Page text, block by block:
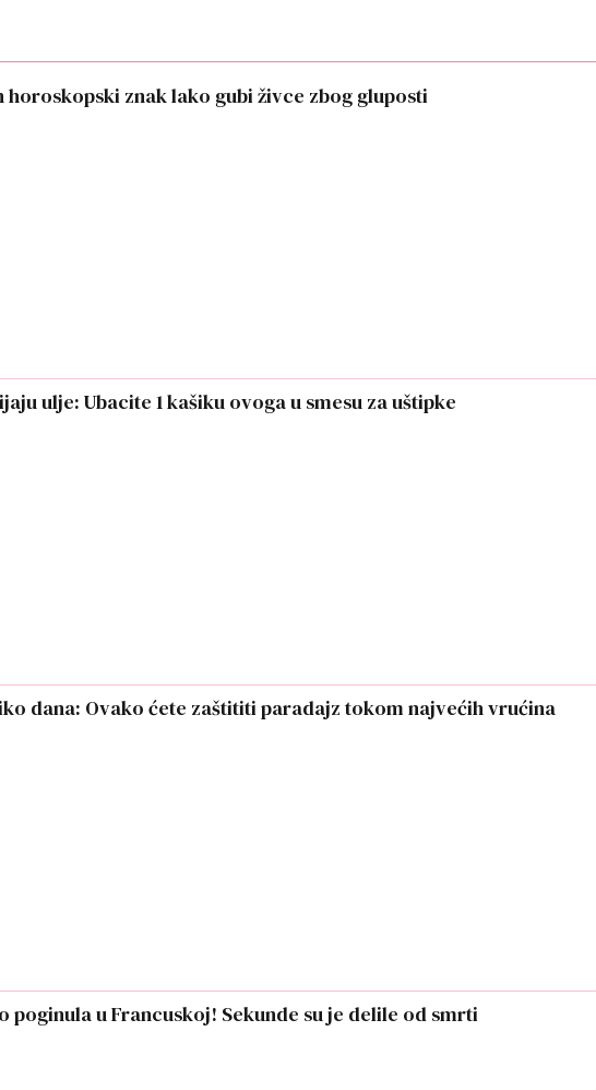
znak lako gubi živce zbog gluposti
ulje: Ubacite 1 kašiku ovoga u smesu za uštipke
dana: Ovako ćete zaštititi paradajz tokom najvećih vrućina
poginula u Francuskoj! Sekunde su je delile od smrti